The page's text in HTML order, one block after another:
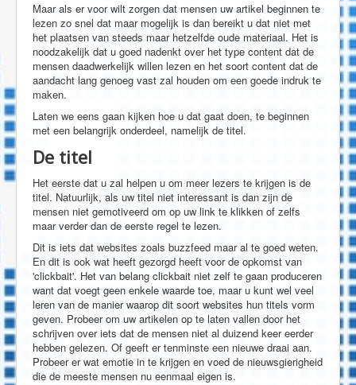
Maar als er voor wilt zorgen dat mensen uw artikel beginnen te
lezen zo snel dat maar mogelijk is dan bereikt u dat niet met
het plaatsen van steeds maar hetzelfde oude materiaal. Het is
noodzakelijk dat u goed nadenkt over het type content dat de
mensen daadwerkelijk willen lezen en het soort content dat de
aandacht lang genoeg vast zal houden om een goede indruk te
maken.
Laten we eens gaan kijken hoe u dat gaat doen, te beginnen
met een belangrijk onderdeel, namelijk de titel.
De titel
Het eerste dat u zal helpen u om meer lezers te krijgen is de
titel. Natuurlijk, als uw titel niet interessant is dan zijn de
mensen niet gemotiveerd om op uw link te klikken of zelfs
maar verder dan de eerste regel te lezen.
Dit is iets dat websites zoals buzzfeed maar al te goed weten.
En dit is ook wat heeft gezorgd heeft voor de opkomst van
'clickbait'. Het van belang clickbait niet zelf te gaan produceren
want dat voegt geen enkele waarde toe, maar u kunt wel veel
leren van de manier waarop dit soort websites hun titels vorm
geven. Probeer om uw artikelen op te laten vallen door het
schrijven over iets dat de mensen niet al duizend keer eerder
hebben gelezen. Of geeft er tenminste een nieuwe draai aan.
Probeer er wat emotie in te krijgen en voed de nieuwsgierigheid
die de meeste mensen nu eenmaal eigen is.